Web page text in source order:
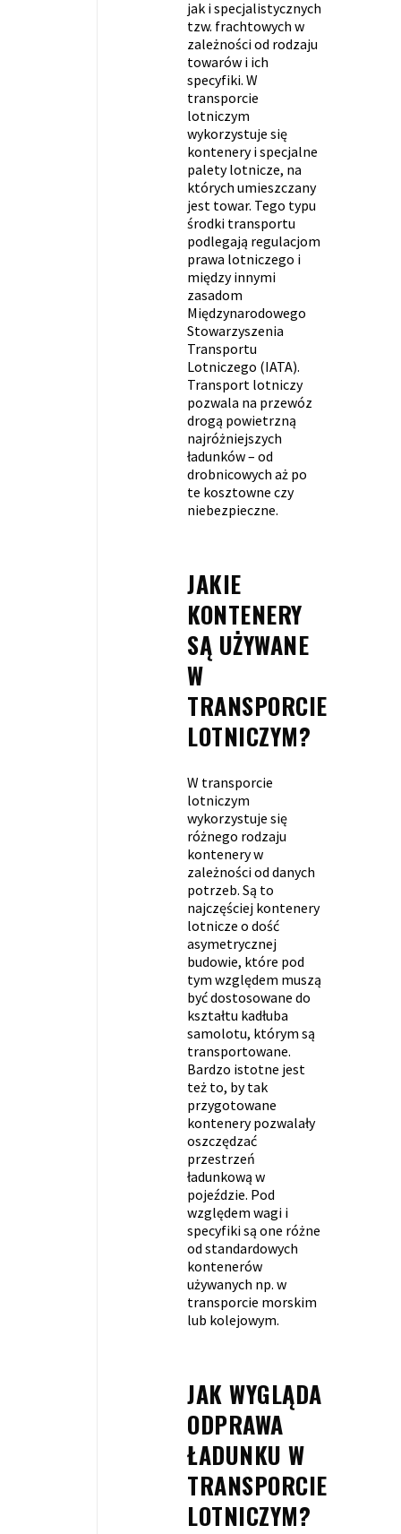
jak i specjalistycznych
tzw. frachtowych w
zależności od rodzaju
towarów i ich
specyfiki. W
transporcie
lotniczym
wykorzystuje się
kontenery i specjalne
palety lotnicze, na
których umieszczany
jest towar. Tego typu
środki transportu
podlegają regulacjom
prawa lotniczego i
między innymi
zasadom
Międzynarodowego
Stowarzyszenia
Transportu
Lotniczego (IATA).
Transport lotniczy
pozwala na przewóz
drogą powietrzną
najróżniejszych
ładunków – od
drobnicowych aż po
te kosztowne czy
niebezpieczne.
JAKIE
KONTENERY
SĄ UŻYWANE
W
TRANSPORCIE
LOTNICZYM?
W transporcie
lotniczym
wykorzystuje się
różnego rodzaju
kontenery w
zależności od danych
potrzeb. Są to
najczęściej kontenery
lotnicze o dość
asymetrycznej
budowie, które pod
tym względem muszą
być dostosowane do
kształtu kadłuba
samolotu, którym są
transportowane.
Bardzo istotne jest
też to, by tak
przygotowane
kontenery pozwalały
oszczędzać
przestrzeń
ładunkową w
pojeździe. Pod
względem wagi i
specyfiki są one różne
od standardowych
kontenerów
używanych np. w
transporcie morskim
lub kolejowym.
JAK WYGLĄDA
ODPRAWA
ŁADUNKU W
TRANSPORCIE
LOTNICZYM?